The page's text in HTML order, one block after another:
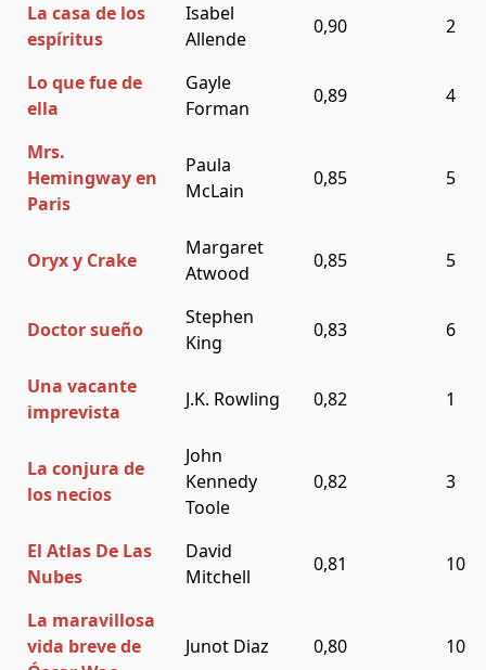
La casa de los
espíritus
Isabel
Allende
0,90 2
Lo que fue de
ella
Gayle
Forman
0,89 4
Mrs.
Hemingway en
Paris
Paula
McLain
0,85 5
Oryx y Crake
Margaret
Atwood
0,85 5
Doctor sueño
Stephen
King
0,83 6
Una vacante
imprevista
J.K. Rowling 0,82 1
La conjura de
los necios
John
Kennedy
Toole
0,82 3
El Atlas De Las
Nubes
David
Mitchell
0,81 10
La maravillosa
vida breve de
Junot Diaz 0,80 10